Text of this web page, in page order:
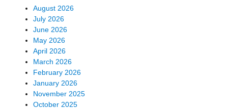
August 2026
July 2026
June 2026
May 2026
April 2026
March 2026
February 2026
January 2026
November 2025
October 2025